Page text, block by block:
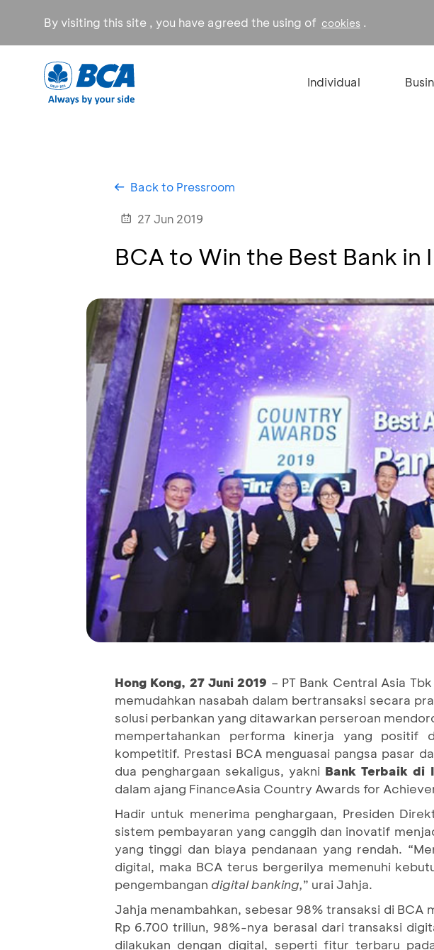
By visiting this site , you have agreed the using of cookies .
Individual
Back to Pressroom
27 Jun 2019
BCA to Win the Best Bank
Hong Kong, 27 Juni 2019 – PT Bank Central Asia
memudahkan nasabah dalam bertransaksi secara
solusi perbankan yang ditawarkan perseroan
mempertahankan performa kinerja yang positif
kompetitif. Prestasi BCA menguasai pangsa pasar
dua penghargaan sekaligus, yakni Bank Terbaik di
dalam ajang FinanceAsia Country Awards for
Hadir untuk menerima penghargaan, Presiden
sistem pembayaran yang canggih dan inovatif
yang tinggi dan biaya pendanaan yang rendah.
digital, maka BCA terus bergerilya memenuhi
pengembangan digital banking,” urai Jahja.
Jahja menambahkan, sebesar 98% transaksi di
Rp 6.700 triliun, 98%-nya berasal dari transaksi
dilakukan dengan digital, seperti fitur terbaru